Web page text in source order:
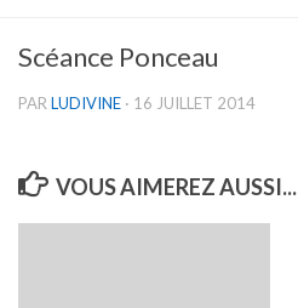
Scéance Ponceau
PARLUDIVINE · 16 JUILLET 2014
VOUS AIMEREZ AUSSI...